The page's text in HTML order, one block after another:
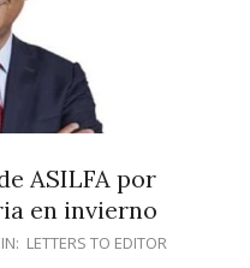
ASILFA por
en invierno
IN: LETTERS TO EDITOR